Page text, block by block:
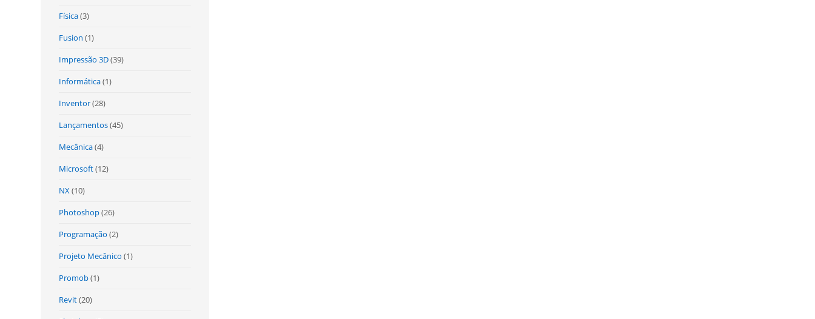
Física(3)
Fusion (1)
Impressão 3D(39)
Informática(1)
Inventor(28)
Lançamentos(45)
Mecânica(4)
Microsoft(12)
NX(10)
Photoshop(26)
Programação (2)
Projeto Mecânico (1)
Promob(1)
Revit(20)